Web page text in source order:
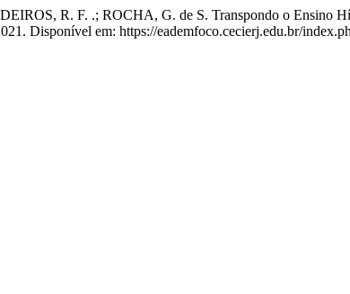
R. F. .; ROCHA, G. de S. Transpondo o Ensino
Disponível em: https://eademfoco.cecierj.edu.br/